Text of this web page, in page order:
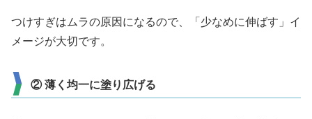
つけすぎはムラの原因になるので、「少なめに伸ばす」イ
メージが大切です。
② 薄く均一に塗り広げる